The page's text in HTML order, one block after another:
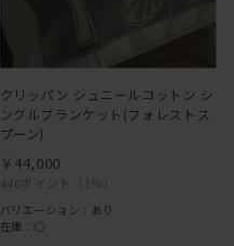
クリッパン シュニールコットン シ
ングルブランケット(フォレストス
プーン)
440ポイント （1％）
￥44,000
バリエーション：あり
在庫：○